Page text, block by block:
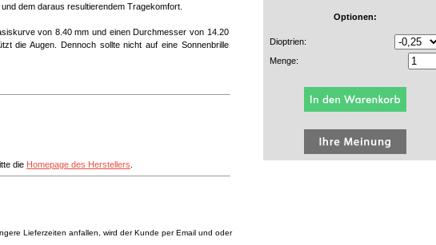
dem daraus resultierendem Tragekomfort.
von 8.40 mm und einen Durchmesser von 14.20
die Augen. Dennoch sollte nicht auf eine Sonnenbrille
die Homepage des Herstellers
Lieferzeiten anfallen, wird der Kunde per Email und oder
Optionen:
Dioptrien:
Menge: